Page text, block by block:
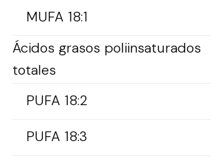
MUFA 18:1
Ácidos grasos poliinsaturados
totales
PUFA 18:2
PUFA 18:3